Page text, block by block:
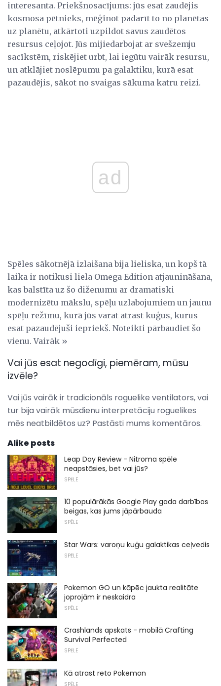
interesanta. Priekšnosacījums: jūs esat zaudējis
kosmosa pētnieks, mēģinot padarīt to no planētas
uz planētu, atkārtoti uzpildot savus zaudētos
resursus ceļojot. Jūs mijiedarbojat ar svešzemju
sacīkstēm, riskējiet urbt, lai iegūtu vairāk resursu,
un atklājiet noslēpumu pa galaktiku, kurā esat
pazaudējis, sākot no svaigas sākuma katru reizi.
ad
Spēles sākotnējā izlaišana bija lieliska, un kopš tā
laika ir notikusi liela Omega Edition atjaunināšana,
kas balstīta uz šo diženumu ar dramatiski
modernizētu mākslu, spēļu uzlabojumiem un jaunu
spēļu režīmu, kurā jūs varat atrast kuģus, kurus
esat pazaudējuši iepriekš. Noteikti pārbaudiet šo
vienu. Vairāk »
Vai jūs esat negodīgi, piemēram, mūsu
izvēle?
Vai jūs vairāk ir tradicionāls roguelike ventilators, vai
tur bija vairāk mūsdienu interpretāciju roguelikes
mēs neatbildētos uz? Pastāsti mums komentāros.
Alike posts
Leap Day Review - Nitroma spēle
neapstāsies, bet vai jūs?
SPĒLE
10 populārākās Google Play gada darbības
beigas, kas jums jāpārbauda
SPĒLE
Star Wars: varoņu kuģu galaktikas ceļvedis
SPĒLE
Pokemon GO un kāpēc jaukta realitāte
joprojām ir neskaidra
SPĒLE
Crashlands apskats - mobilā Crafting
Survival Perfected
SPĒLE
Kā atrast reto Pokemon
SPĒLE